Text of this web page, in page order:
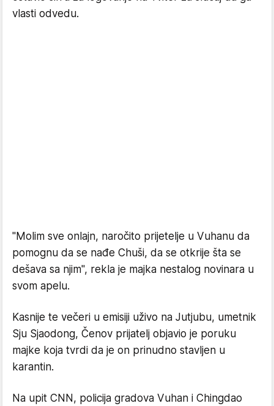
vlasti odvedu.
"Molim sve onlajn, naročito prijetelje u Vuhanu da
pomognu da se nađe Chuši, da se otkrije šta se
dešava sa njim", rekla je majka nestalog novinara u
svom apelu.
Kasnije te večeri u emisiji uživo na Jutjubu, umetnik
Sju Sjaodong, Čenov prijatelj objavio je poruku
majke koja tvrdi da je on prinudno stavljen u
karantin.
Na upit CNN, policija gradova Vuhan i Chingdao